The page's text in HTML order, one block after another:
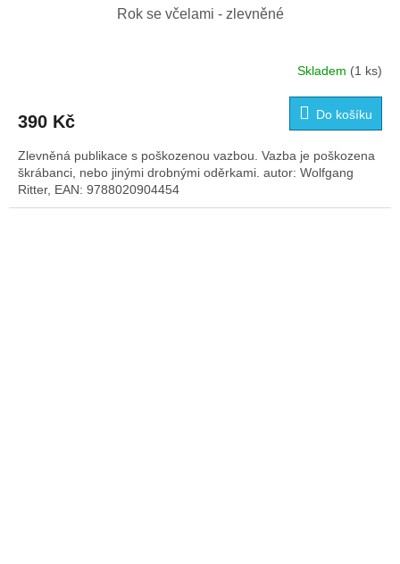
Rok se včelami - zlevněné
Skladem (1 ks)
390 Kč Do košíku
Zlevněná publikace s poškozenou vazbou. Vazba je poškozena
škrábanci, nebo jinými drobnými oděrkami. autor: Wolfgang
Ritter, EAN: 9788020904454